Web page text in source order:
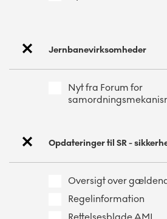
Jernbanevirksomheder
Nyt fra Forum for
Opdateringer til SR -
Oversigt over
Regelinformation